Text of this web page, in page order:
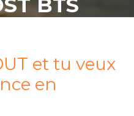
et tu veux
en